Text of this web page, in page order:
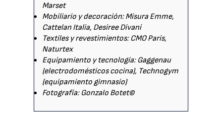
Marset
Mobiliario y decoración: Misura Emme,
Cattelan Italia, Desiree Divani
Textiles y revestimientos: CMO Paris,
Naturtex
Equipamiento y tecnología: Gaggenau
(electrodomésticos cocina), Technogym
(equipamiento gimnasio)
Fotografía: Gonzalo Botet©